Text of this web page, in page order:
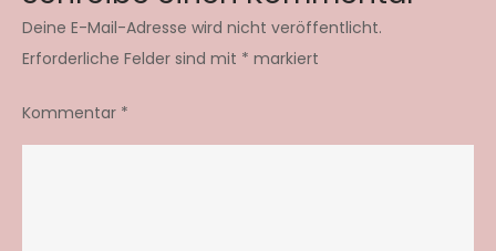
Deine E-Mail-Adresse wird nicht veröffentlicht.
Erforderliche Felder sind mit * markiert
Kommentar *